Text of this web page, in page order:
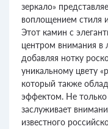
зеркало»
воплощением стиля
Этот камин с
центром внимания в
добавляя нотку
уникальному цвету
который также
эффектом. Не
заслуживает
известного